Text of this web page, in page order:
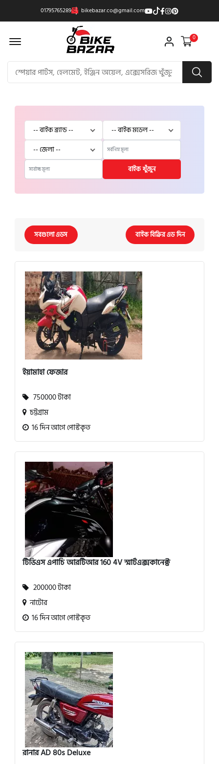
01795765289 bikebazar.co@gmail.com
Offcanvas Menu Open 0
বাইক খুঁজুন
সবগুলো এডস বাইক বিক্রির এড দিন
ইয়ামাহা ফেজার
750000 টাকা
চট্টগ্রাম
16 দিন আগে পোস্টকৃত
টিভিএস এপাচি আরটিআর 160 4V স্মার্টএক্সকানেক্ট
200000 টাকা
নাটোর
16 দিন আগে পোস্টকৃত
রানার AD 80s Deluxe